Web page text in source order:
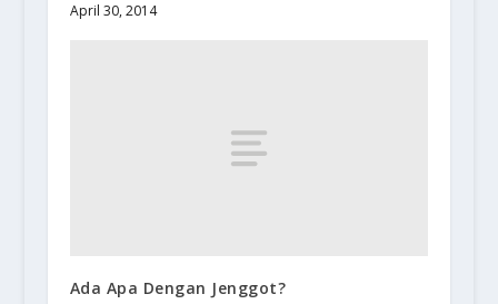
April 30, 2014
Ada Apa Dengan Jenggot?